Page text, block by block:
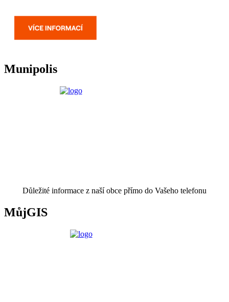
Munipolis
Důležité informace z naší obce přímo do Vašeho telefonu
MůjGIS